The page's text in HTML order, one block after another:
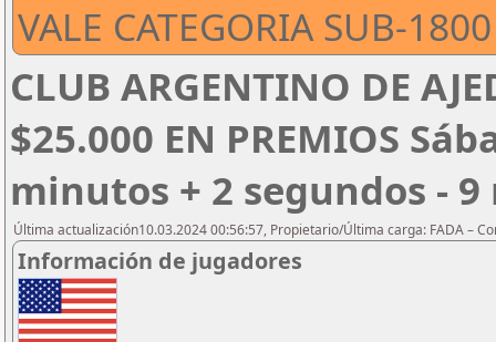
VALE CATEGORIA SUB-
CLUB ARGENTINO DE
$25.000 EN PREMIOS
minutos + 2 segundos - 9
Última actualización10.03.2024 00:56:57, Propietario/Última carga: FADA –
Información de jugadores